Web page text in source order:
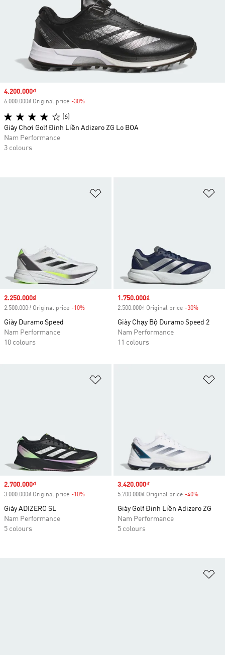
Sale price
2.250.000₫
2.500.000₫ Original price -10%
Giày Duramo Speed
Nam Performance
10 colours
Sale price
1.750.000₫
2.500.000₫ Original price -30%
Giày Chạy Bộ Duramo Speed 2
Nam Performance
11 colours
Sale price
2.700.000₫
3.000.000₫ Original price -10%
Giày ADIZERO SL
Nam Performance
5 colours
Sale price
3.420.000₫
5.700.000₫ Original price -40%
Giày Golf Đinh Liền Adizero ZG
Nam Performance
5 colours
Sale price
4.200.000₫
6.000.000₫ Original price -30%
(6)
Giày Chơi Golf Đinh Liền Adizero ZG Lo BOA
Nam Performance
3 colours